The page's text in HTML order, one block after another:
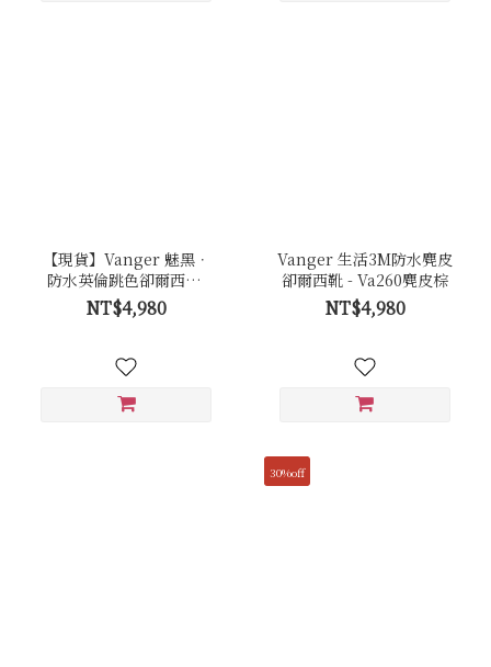
【現貨】Vanger 魅黑．
防水英倫跳色卻爾西靴-
Va260防水黑(黑帶)
NT$4,980
Vanger 生活3M防水麂皮
卻爾西靴 - Va260麂皮棕
NT$4,980
30%off